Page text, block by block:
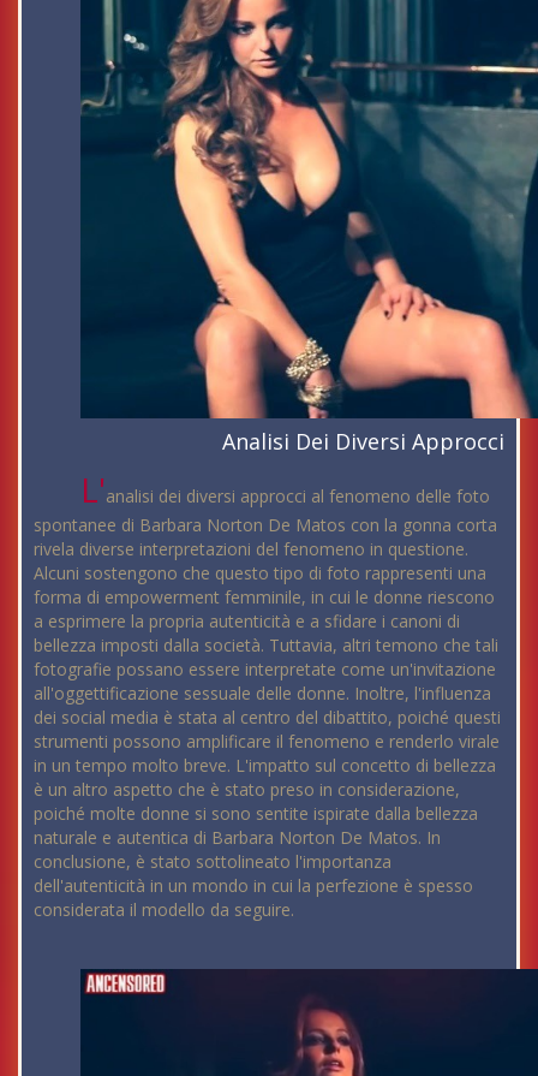
Analisi Dei Diversi Approcci
L'analisi dei diversi approcci al fenomeno delle foto
spontanee di Barbara Norton De Matos con la gonna corta
rivela diverse interpretazioni del fenomeno in questione.
Alcuni sostengono che questo tipo di foto rappresenti una
forma di empowerment femminile, in cui le donne riescono
a esprimere la propria autenticità e a sfidare i canoni di
bellezza imposti dalla società. Tuttavia, altri temono che tali
fotografie possano essere interpretate come un'invitazione
all'oggettificazione sessuale delle donne. Inoltre, l'influenza
dei social media è stata al centro del dibattito, poiché questi
strumenti possono amplificare il fenomeno e renderlo virale
in un tempo molto breve. L'impatto sul concetto di bellezza
è un altro aspetto che è stato preso in considerazione,
poiché molte donne si sono sentite ispirate dalla bellezza
naturale e autentica di Barbara Norton De Matos. In
conclusione, è stato sottolineato l'importanza
dell'autenticità in un mondo in cui la perfezione è spesso
considerata il modello da seguire.